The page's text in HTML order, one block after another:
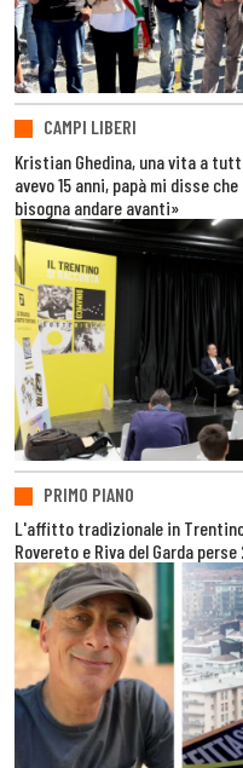
CAMPI LIBERI
Kristian Ghedina, una vita a
avevo 15 anni, papà mi disse
bisogna andare avanti»
PRIMO PIANO
L'affitto tradizionale in
Rovereto e Riva del Garda